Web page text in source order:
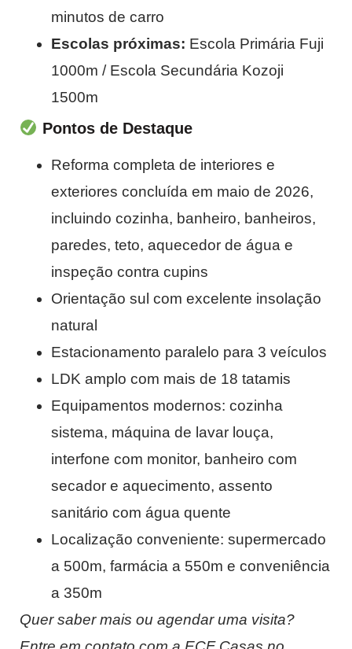
minutos de carro
Escolas próximas: Escola Primária Fuji
1000m / Escola Secundária Kozoji
1500m
Pontos de Destaque
Reforma completa de interiores e
exteriores concluída em maio de 2026,
incluindo cozinha, banheiro, banheiros,
paredes, teto, aquecedor de água e
inspeção contra cupins
Orientação sul com excelente insolação
natural
Estacionamento paralelo para 3 veículos
LDK amplo com mais de 18 tatamis
Equipamentos modernos: cozinha
sistema, máquina de lavar louça,
interfone com monitor, banheiro com
secador e aquecimento, assento
sanitário com água quente
Localização conveniente: supermercado
a 500m, farmácia a 550m e conveniência
a 350m
Quer saber mais ou agendar uma visita?